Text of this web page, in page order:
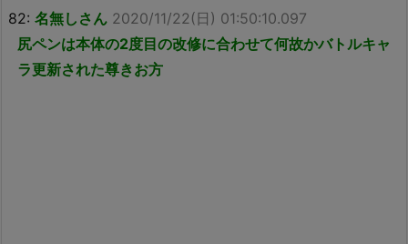
82: 名無しさん 2020/11/22(日) 01:50:10.097
尻ペンは本体の2度目の改修に合わせて何故かバトルキャ
ラ更新された尊きお方